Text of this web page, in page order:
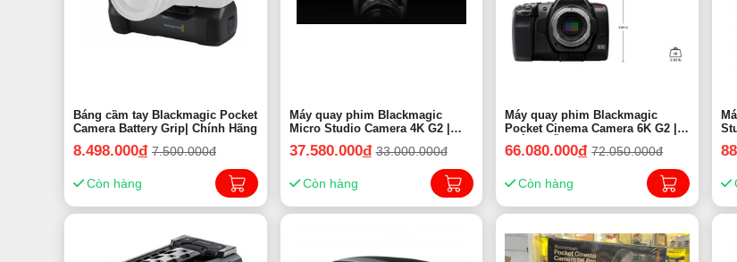
Báng cầm tay Blackmagic Pocket
Camera Battery Grip| Chính Hãng
8.498.000đ 7.500.000đ
Còn hàng
Máy quay phim Blackmagic
Micro Studio Camera 4K G2 |
Chính hãng
37.580.000đ 33.000.000đ
Còn hàng
Máy quay phim Blackmagic
Pocket Cinema Camera 6K G2 |
CHÍNH HÃNG
66.080.000đ 72.050.000đ
Còn hàng